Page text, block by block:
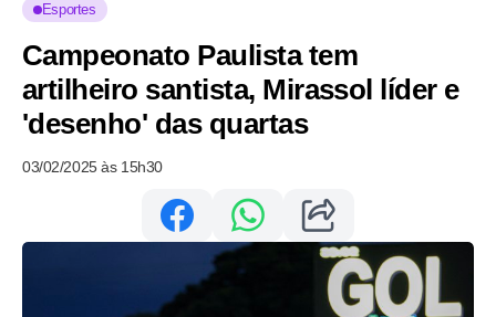
Esportes
Campeonato Paulista tem
artilheiro santista, Mirassol líder e
'desenho' das quartas
03/02/2025 às 15h30